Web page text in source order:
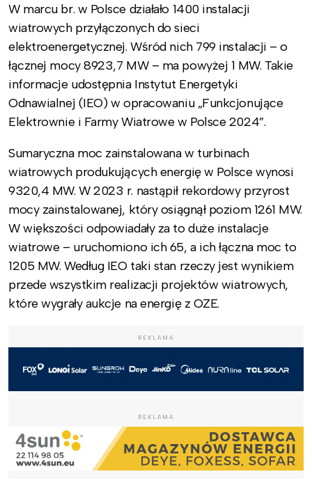
W marcu br. w Polsce działało 1400 instalacji
wiatrowych przyłączonych do sieci
elektroenergetycznej. Wśród nich 799 instalacji – o
łącznej mocy 8923,7 MW – ma powyżej 1 MW. Takie
informacje udostępnia Instytut Energetyki
Odnawialnej (IEO) w opracowaniu „Funkcjonujące
Elektrownie i Farmy Wiatrowe w Polsce 2024”.
Sumaryczna moc zainstalowana w turbinach
wiatrowych produkujących energię w Polsce wynosi
9320,4 MW. W 2023 r. nastąpił rekordowy przyrost
mocy zainstalowanej, który osiągnął poziom 1261 MW.
W większości odpowiadały za to duże instalacje
wiatrowe – uruchomiono ich 65, a ich łączna moc to
1205 MW. Według IEO taki stan rzeczy jest wynikiem
przede wszystkim realizacji projektów wiatrowych,
które wygrały aukcje na energię z OZE.
REKLAMA
REKLAMA